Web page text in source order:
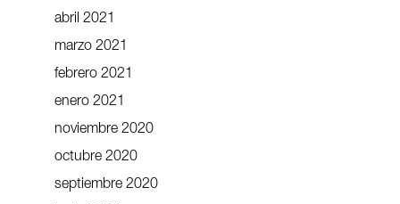
abril 2021
marzo 2021
febrero 2021
enero 2021
noviembre 2020
octubre 2020
septiembre 2020